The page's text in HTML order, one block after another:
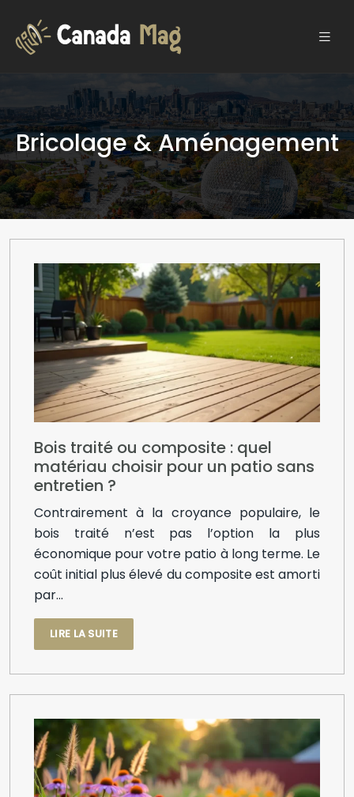
Bricolage & Aménagement
Bois traité ou composite : quel
matériau choisir pour un patio sans
entretien ?
Contrairement à la croyance populaire, le
bois traité n’est pas l’option la plus
économique pour votre patio à long terme. Le
coût initial plus élevé du composite est amorti
par…
LIRE LA SUITE